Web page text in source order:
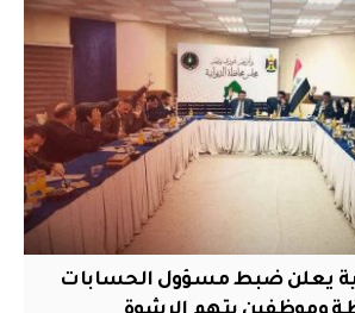
يعلن ضبط مسؤول الحسابات